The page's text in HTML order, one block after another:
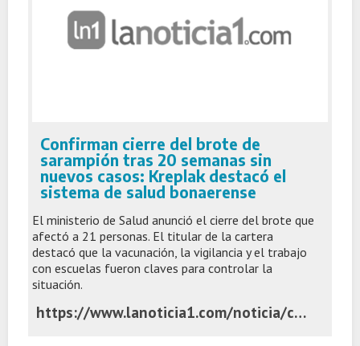
Confirman cierre del brote de
sarampión tras 20 semanas sin
nuevos casos: Kreplak destacó el
sistema de salud bonaerense
El ministerio de Salud anunció el cierre del brote que
afectó a 21 personas. El titular de la cartera
destacó que la vacunación, la vigilancia y el trabajo
con escuelas fueron claves para controlar la
situación.
https://www.lanoticia1.com/noticia/confirman-cierre-del-brote-de-sarampion-tras-20-semanas-sin-nuevos-casos-kreplak-destaco-el-sistema-de-salud-bonaerense